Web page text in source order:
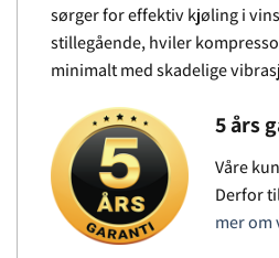
sørger for effektiv kjøling i
stillegående, hviler
minimalt med skadelige
5 års
Våre
Derfor
mer om